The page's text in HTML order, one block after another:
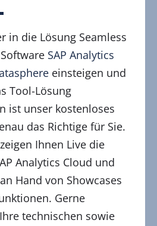
in die Lösung Seamless
SAP Analytics
einsteigen und
Tool-Lösung
ist unser kostenloses
das Richtige für Sie.
Ihnen Live die
Analytics Cloud und
Hand von Showcases
Gerne
technischen sowie